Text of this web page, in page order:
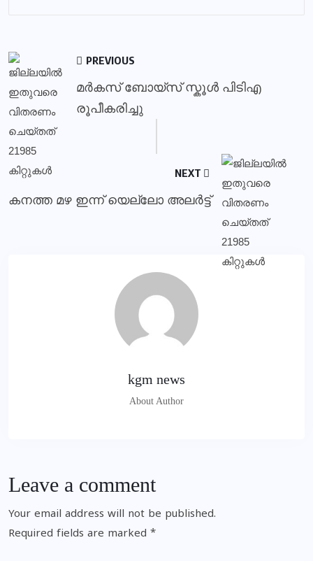
PREVIOUS
മർകസ് ബോയ്സ് സ്കൂൾ പിടിഎ
രൂപീകരിച്ചു
NEXT
കനത്ത മഴ ഇന്ന് യെല്ലോ അലർട്ട്
kgm news
About Author
Leave a comment
Your email address will not be published.
Required fields are marked *